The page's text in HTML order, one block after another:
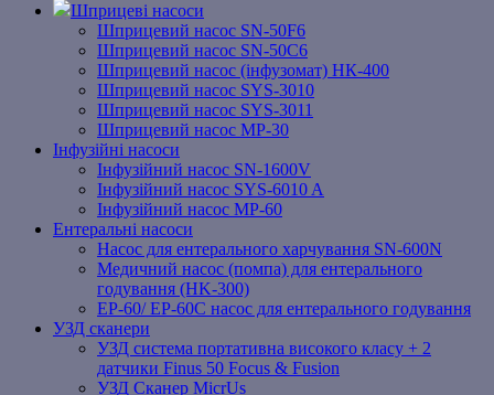
Шприцеві насоси
Шприцевий насос SN-50F6
Шприцевий насос SN-50C6
Шприцевий насос (інфузомат) НК-400
Шприцевий насос SYS-3010
Шприцевий насос SYS-3011
Шприцевий насос MP-30
Інфузійні насоси
Інфузійний насос SN-1600V
Інфузійний насос SYS-6010 A
Інфузійний насос MP-60
Ентеральні насоси
Насос для ентерального харчування SN-600N
Медичний насос (помпа) для ентерального
годування (HK-300)
EP-60/ EP-60C насос для ентерального годування
УЗД сканери
УЗД система портативна високого класу + 2
датчики Finus 50 Focus & Fusion
УЗД Сканер MicrUs